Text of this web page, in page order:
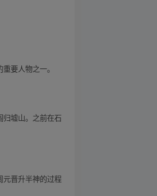
要人物之一。
归墟山。之前在石
元晋升半神的过程